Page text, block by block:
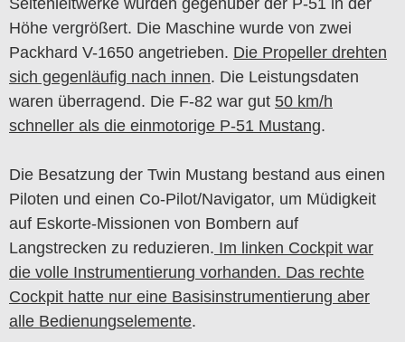
Seitenleitwerke wurden gegenüber der P-51 in der
Höhe vergrößert. Die Maschine wurde von zwei
Packhard V-1650 angetrieben. Die Propeller drehten
sich gegenläufig nach innen. Die Leistungsdaten
waren überragend. Die F-82 war gut 50 km/h
schneller als die einmotorige P-51 Mustang.
Die Besatzung der Twin Mustang bestand aus einen
Piloten und einen Co-Pilot/Navigator, um Müdigkeit
auf Eskorte-Missionen von Bombern auf
Langstrecken zu reduzieren. Im linken Cockpit war
die volle Instrumentierung vorhanden. Das rechte
Cockpit hatte nur eine Basisinstrumentierung aber
alle Bedienungselemente.